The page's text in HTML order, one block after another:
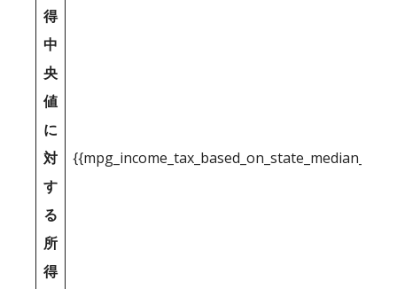
得
中
央
値
に
対
す
る
所
得